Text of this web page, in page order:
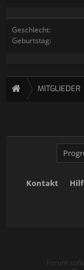
Geschlecht:
Geburtstag:
MITGLIEDER
Kontakt
Forum